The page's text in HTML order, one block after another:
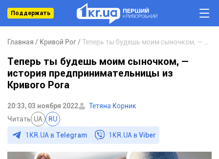
Поддержать
Главная Кривой Рог
Теперь ты будешь моим сыночком, —
история предпринимательницы из
Кривого Рога
20:33, 03 ноября 2022
Тетяна Корник
Читать UA RU
1KR.UA в Telegram 1KR.UA вViber